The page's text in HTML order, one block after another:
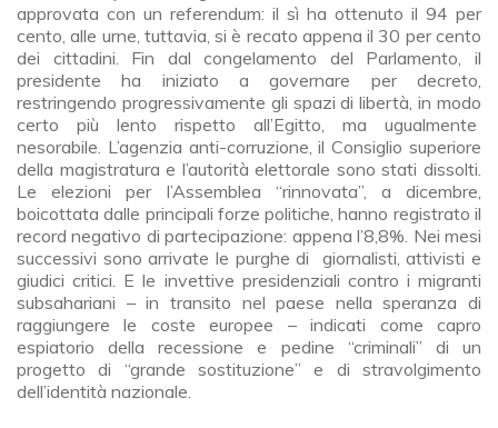
approvata con un referendum: il sì ha ottenuto il 94 per
cento, alle urne, tuttavia, si è recato appena il 30 per cento
dei cittadini. Fin dal congelamento del Parlamento, il
presidente ha iniziato a governare per decreto,
restringendo progressivamente gli spazi di libertà, in modo
certo più lento rispetto all’Egitto, ma ugualmente
nesorabile. L’agenzia anti-corruzione, il Consiglio superiore
della magistratura e l’autorità elettorale sono stati dissolti.
Le elezioni per l’Assemblea “rinnovata”, a dicembre,
boicottata dalle principali forze politiche, hanno registrato il
record negativo di partecipazione: appena l’8,8%. Nei mesi
successivi sono arrivate le purghe di giornalisti, attivisti e
giudici critici. E le invettive presidenziali contro i migranti
subsahariani – in transito nel paese nella speranza di
raggiungere le coste europee – indicati come capro
espiatorio della recessione e pedine “criminali” di un
progetto di “grande sostituzione” e di stravolgimento
dell’identità nazionale.